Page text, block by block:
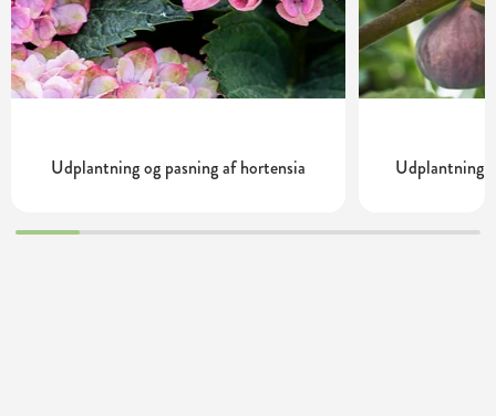
Udplantning og pasning af hortensia Udplantning